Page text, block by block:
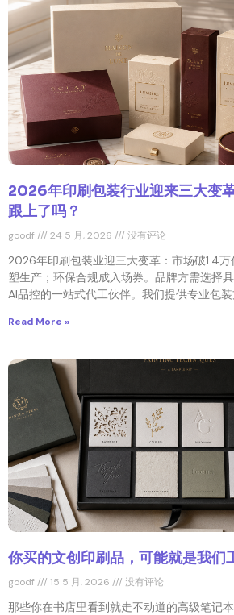
2026年印刷包装行业迎来三大变
跟上了吗？
goodf 24 5 月, 2026 没有评论
2026年印刷包装业迎三大变革：市场破1.4
塑生产；环保合规成入场券。品牌方需选择
AI品控的一站式代工伙伴。我们提供专业包装
Read More »
你买的文创印刷品，可能就是我们
goodf 15 5 月, 2026 没有评论
那些你在书店里看到就走不动道的高级笔记